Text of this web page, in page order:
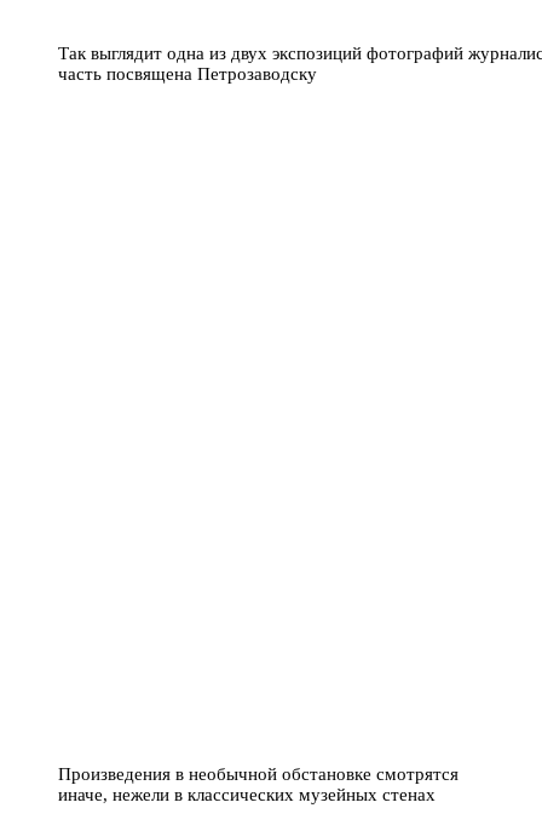
Так выглядит одна из двух экспозиций фотографий
часть посвящена Петрозаводску
Произведения в необычной обстановке смотрятся
иначе, нежели в классических музейных стенах